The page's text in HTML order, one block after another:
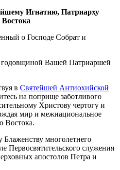
Игнатию, Патриарху
о Господе Собрат и
годовщиной Вашей Патриаршей
в Святейшей Антиохийской
на поприще заботливого
Христову чертогу и
мир и межнациональное
Востока.
многолетнего
Первосвятительского служения
апостолов Петра и